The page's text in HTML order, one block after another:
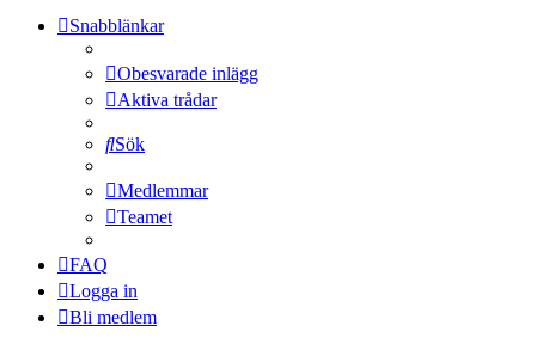
Snabblänkar
Obesvarade inlägg
Aktiva trådar
Sök
Medlemmar
Teamet
FAQ
Logga in
Bli medlem